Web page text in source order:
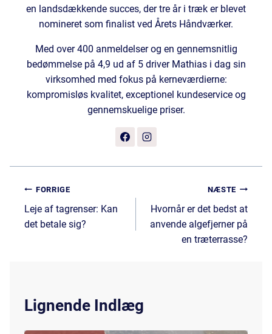
en landsdækkende succes, der tre år i træk er blevet
nomineret som finalist ved Årets Håndværker.
Med over 400 anmeldelser og en gennemsnitlig
bedømmelse på 4,9 ud af 5 driver Mathias i dag sin
virksomhed med fokus på kerneværdierne:
kompromisløs kvalitet, exceptionel kundeservice og
gennemskuelige priser.
Indlægsnavigation
FORRIGE
Leje af tagrenser: Kan
det betale sig?
NÆSTE
Hvornår er det bedst at
anvende algefjerner på
en træterrasse?
Lignende Indlæg